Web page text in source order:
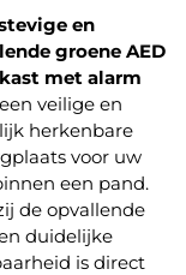
en
groene AED
met alarm
veilige en
herkenbare
voor uw
een pand.
de opvallende
duidelijke
is direct